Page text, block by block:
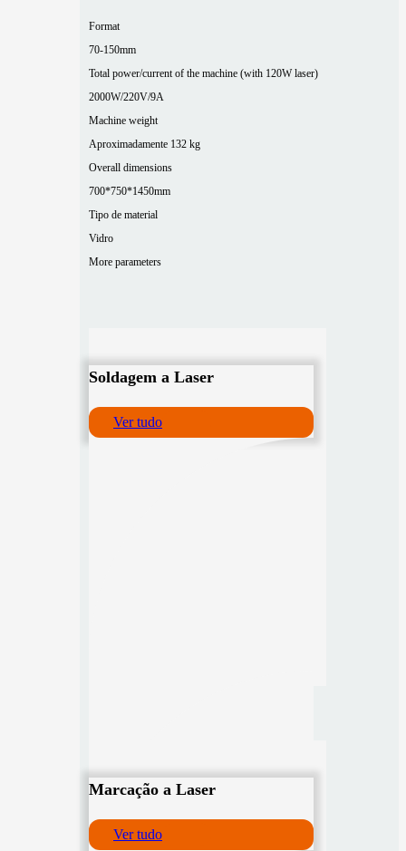
Format
70-150mm
Total power/current of the machine (with 120W laser)
2000W/220V/9A
Machine weight
Aproximadamente 132 kg
Overall dimensions
700*750*1450mm
Tipo de material
Vidro
More parameters
Soldagem a Laser
Ver tudo
Marcação a Laser
Ver tudo